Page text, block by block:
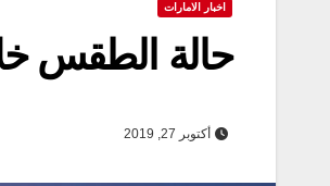
اخبار الامارات
حالة الطقس
أكتوبر 27, 2019